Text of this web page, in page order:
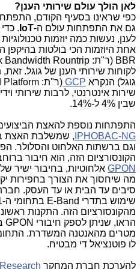
לאן הולך עולם שירותי הענן?
כפי שראינו בסעיף הקודם,
גם את התפתחות עולם ה-IoT
.
לענן, נעשות כמה יוזמות
אחת היוזמות הכי בולטות בהיקפן
לקוחות שירותי הענן של גוגל.
גוגל) הנקרא GCP
שירות אינטרנטי, לרבות שירותי
שבין 4% ל-14%.
התפתחות נוספת להאצת
IPHOBAC-NG , שמשלבת האצת
וגם ברשתות האלחוט והסלולר.
הקונסורציום הזה, הוא חיבור ברוחב פס
GPON אלחוטיות, בחיבור ישיר
סיבים עד הבית או עד העסק.
מטרים מהאנטנה המשדרת.
לו פוטנציאל די מבטיח.
להערכת חברת המחקר